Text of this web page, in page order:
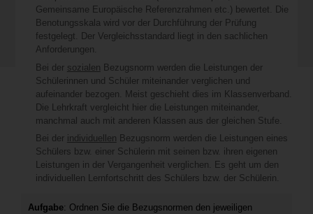
Gemeinsame Europäische Referenzrahmen etc.) bewertet. Die
Benotungsskala wird vor der Durchführung der Prüfung
festgelegt. Der Vergleichsstandard liegt in den sachlichen
Anforderungen.
Bei der sozialen Bezugsnorm werden die Leistungen der
Schülerinnen und Schüler miteinander verglichen und
aufeinander bezogen. Meist geschieht dies im Klassenverband.
Die Lehrkraft vergleicht hier die Leistungen miteinander,
manchmal auch mit anderen Klassen aus der gleichen Stufe.
Bei der individuellen Bezugsnorm werden die Leistungen eines
Schülers bzw. einer Schülerin mit seinen bzw. ihren eigenen
Leistungen in der Vergangenheit verglichen. Es geht um den
individuellen Lernfortschritt des Schülers bzw. der Schülerin.
Aufgabe: Ordnen Sie die Bezugsnormen den jeweiligen